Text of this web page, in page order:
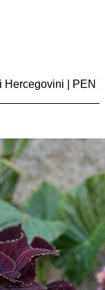
Hercegovini | PEN